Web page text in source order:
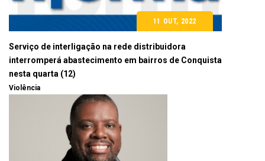
11 OUT, 2022
Serviço de interligação na rede distribuidora
interromperá abastecimento em bairros de Conquista
nesta quarta (12)
Violência